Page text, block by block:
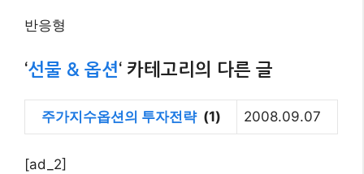
반응형
‘선물 & 옵션‘ 카테고리의 다른 글
주가지수옵션의 투자전략 (1) 2008.09.07
[ad_2]